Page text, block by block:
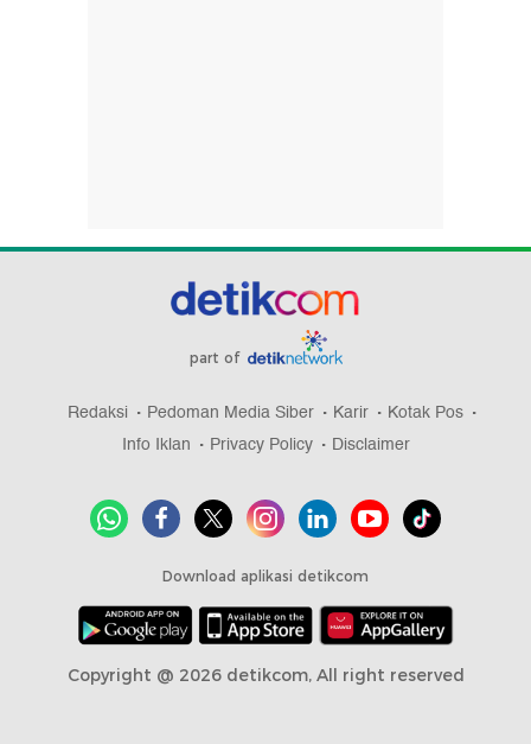
part of
Redaksi Pedoman Media Siber Karir
Kotak Pos
Info Iklan
Privacy Policy Disclaimer
Download aplikasi detikcom
Copyright @ 2026 detikcom, All right reserved